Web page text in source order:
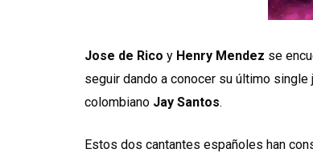
Jose de Rico y Henry Mendez se
seguir dando a conocer su último single
colombiano Jay Santos.
Estos dos cantantes españoles han